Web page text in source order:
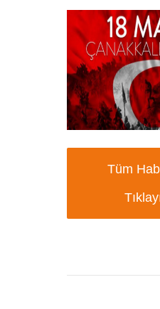
Hayırlı
18 Mart
Tüm